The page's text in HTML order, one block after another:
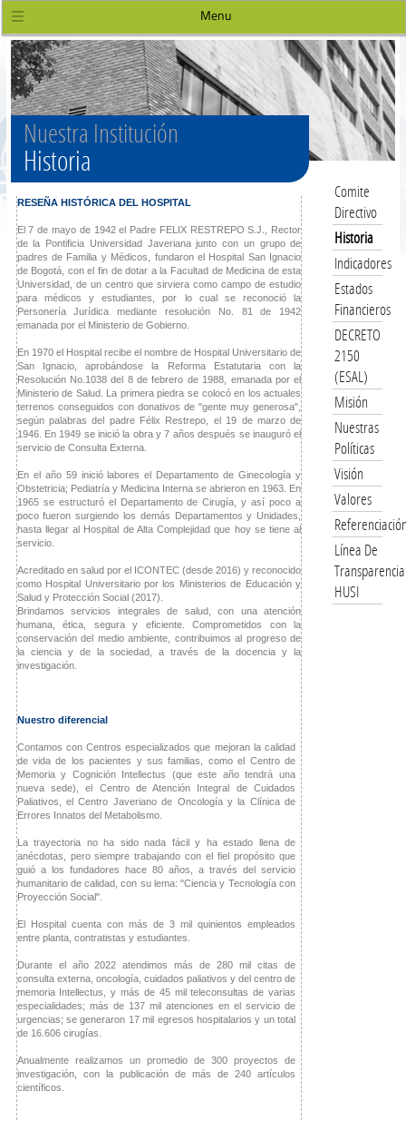
Menu
Nuestra Institución
Historia
RESEÑA HISTÓRICA DEL HOSPITAL
El 7 de mayo de 1942 el Padre FELIX RESTREPO S.J., Rector
de la Pontificia Universidad Javeriana junto con un grupo de
padres de Familia y Médicos, fundaron el Hospital San Ignacio
de Bogotá, con el fin de dotar a la Facultad de Medicina de esta
Universidad, de un centro que sirviera como campo de estudio
para médicos y estudiantes, por lo cual se reconoció la
Personería Jurídica mediante resolución No. 81 de 1942
emanada por el Ministerio de Gobierno.
En 1970 el Hospital recibe el nombre de Hospital Universitario de
San Ignacio, aprobándose la Reforma Estatutaria con la
Resolución No.1038 del 8 de febrero de 1988, emanada por el
Ministerio de Salud. La primera piedra se colocó en los actuales
terrenos conseguidos con donativos de "gente muy generosa",
según palabras del padre Félix Restrepo, el 19 de marzo de
1946. En 1949 se inició la obra y 7 años después se inauguró el
servicio de Consulta Externa.
En el año 59 inició labores el Departamento de Ginecología y
Obstetricia; Pediatría y Medicina Interna se abrieron en 1963. En
1965 se estructuró el Departamento de Cirugía, y así poco a
poco fueron surgiendo los demás Departamentos y Unidades,
hasta llegar al Hospital de Alta Complejidad que hoy se tiene al
servicio.
Acreditado en salud por el ICONTEC (desde 2016) y reconocido
como Hospital Universitario por los Ministerios de Educación y
Salud y Protección Social (2017).
Brindamos servicios integrales de salud, con una atención
humana, ética, segura y eficiente. Comprometidos con la
conservación del medio ambiente, contribuimos al progreso de
la ciencia y de la sociedad, a través de la docencia y la
investigación.
Nuestro diferencial
Contamos con Centros especializados que mejoran la calidad
de vida de los pacientes y sus familias, como el Centro de
Memoria y Cognición Intellectus (que este año tendrá una
nueva sede), el Centro de Atención Integral de Cuidados
Paliativos, el Centro Javeriano de Oncología y la Clínica de
Errores Innatos del Metabolismo.
La trayectoria no ha sido nada fácil y ha estado llena de
anécdotas, pero siempre trabajando con el fiel propósito que
guió a los fundadores hace 80 años, a través del servicio
humanitario de calidad, con su lema: "Ciencia y Tecnología con
Proyección Social".
El Hospital cuenta con más de 3 mil quinientos empleados
entre planta, contratistas y estudiantes.
Durante el año 2022 atendimos más de 280 mil citas de
consulta externa, oncología, cuidados paliativos y del centro de
memoria Intellectus, y más de 45 mil teleconsultas de varias
especialidades; más de 137 mil atenciones en el servicio de
urgencias; se generaron 17 mil egresos hospitalarios y un total
de 16.606 cirugías.
Anualmente realizamos un promedio de 300 proyectos de
investigación, con la publicación de más de 240 artículos
científicos.
Comite
Directivo
Historia
Indicadores
Estados
Financieros
DECRETO
2150
(ESAL)
Misión
Nuestras
Políticas
Visión
Valores
Línea De
Transparencia
HUSI